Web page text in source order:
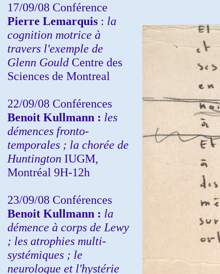
17/09/08 Conférence
Pierre Lemarquis : la
cognition motrice à
travers l'exemple de
Glenn Gould Centre des
Sciences de Montreal
22/09/08 Conférences
Benoit Kullmann : les
démences fronto-
temporales ; la chorée de
Huntington IUGM,
Montréal 9H-12h
23/09/08 Conférences
Benoit Kullmann : la
démence à corps de Lewy
; les atrophies multi-
systémiques ; le
neurologue et l'hystérie